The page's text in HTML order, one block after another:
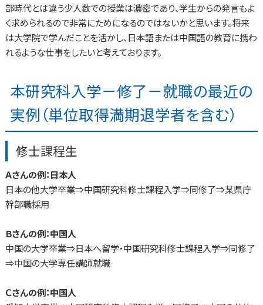
部時代とは違う少人数での授業は濃密であり、学生からの発言もよ
く求められるので非常にためになるのではないかと思います。将来
は大学院で学んだことを活かし、日本語または中国語の教育に携わ
れるような仕事をしたいと考えております。
本研究科入学－修了－就職の最近の
実例（単位取得満期退学者を含む）
修士課程生
Ａさんの例：日本人
日本の他大学卒業⇒中国研究科修士課程入学⇒同修了⇒某県庁
幹部職採用
Ｂさんの例：中国人
中国の大学卒業⇒日本へ留学・中国研究科修士課程入学⇒同修了
⇒中国の大学専任講師就職
Ｃさんの例：中国人